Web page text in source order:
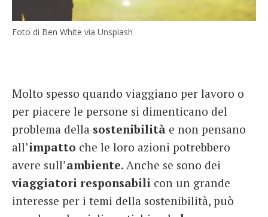
Foto di Ben White via Unsplash
Molto spesso quando viaggiano per lavoro o
per piacere le persone si dimenticano del
problema della sostenibilità e non pensano
all’impatto che le loro azioni potrebbero
avere sull’ambiente. Anche se sono dei
viaggiatori responsabili con un grande
interesse per i temi della sostenibilità, può